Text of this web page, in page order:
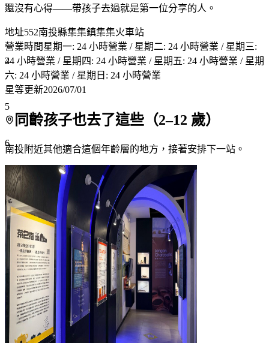
3
4
5
6
7+
還沒有心得——帶孩子去過就是第一位分享的人。
地址552南投縣集集鎮集集火車站
營業時間星期一: 24 小時營業 / 星期二: 24 小時營業 / 星期三:
24 小時營業 / 星期四: 24 小時營業 / 星期五: 24 小時營業 / 星期
六: 24 小時營業 / 星期日: 24 小時營業
星等更新2026/07/01
同齡孩子也去了這些（2–12 歲）
南投附近其他適合這個年齡層的地方，接著安排下一站。